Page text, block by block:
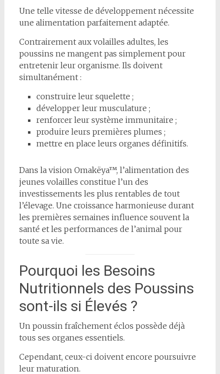
Une telle vitesse de développement nécessite
une alimentation parfaitement adaptée.
Contrairement aux volailles adultes, les
poussins ne mangent pas simplement pour
entretenir leur organisme. Ils doivent
simultanément :
construire leur squelette ;
développer leur musculature ;
renforcer leur système immunitaire ;
produire leurs premières plumes ;
mettre en place leurs organes définitifs.
Dans la vision Omakëya™, l’alimentation des
jeunes volailles constitue l’un des
investissements les plus rentables de tout
l’élevage. Une croissance harmonieuse durant
les premières semaines influence souvent la
santé et les performances de l’animal pour
toute sa vie.
Pourquoi les Besoins
Nutritionnels des Poussins
sont-ils si Élevés ?
Un poussin fraîchement éclos possède déjà
tous ses organes essentiels.
Cependant, ceux-ci doivent encore poursuivre
leur maturation.